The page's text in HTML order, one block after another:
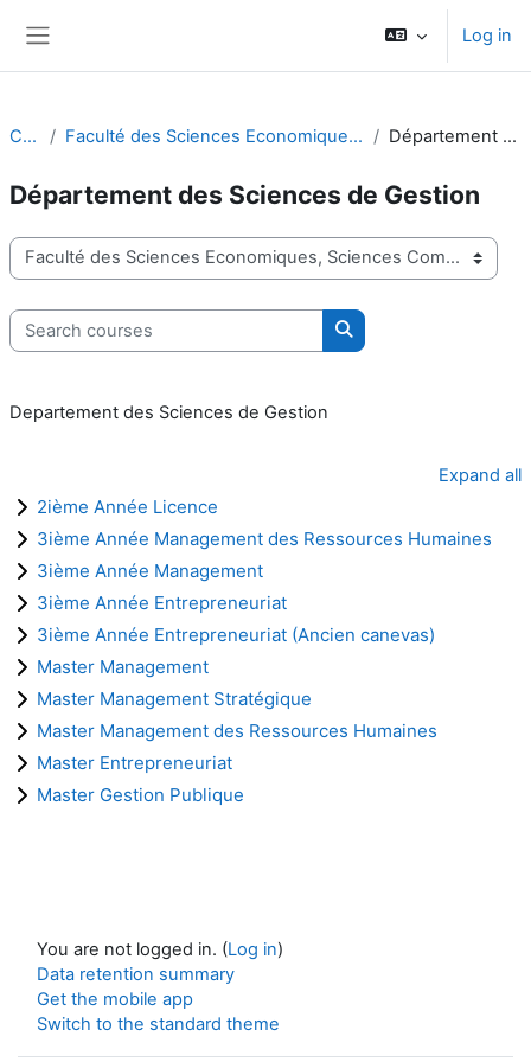
Log in
Courses Faculté des Sciences Economiques, Sciences Commerciales et Sciences de Gestion Département des Sciences de Gestion
Département des Sciences de Gestion
Course categories
Search courses
Search courses
Departement des Sciences de Gestion
Expand all
2ième Année Licence
3ième Année Management des Ressources Humaines
3ième Année Management
3ième Année Entrepreneuriat
3ième Année Entrepreneuriat (Ancien canevas)
Master Management
Master Management Stratégique
Master Management des Ressources Humaines
Master Entrepreneuriat
Master Gestion Publique
You are not logged in. (Log in)
Data retention summary
Get the mobile app
Switch to the standard theme